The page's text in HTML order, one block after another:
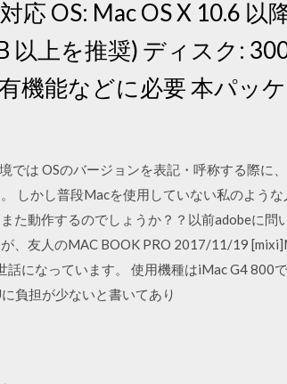
応 OS: Mac OS X 10.6 以
以上を推奨) ディスク:
機能などに必要 本パッ
では OSのバージョンを表記・呼称する際に
しかし普段Macを使用していない私のような
た動作するのでしょうか？？以前adobeに問
、友人のMAC BOOK PRO 2017/11/19
話になっています。 使用機種はiMac G4 800
負担が少ないと書いてあり